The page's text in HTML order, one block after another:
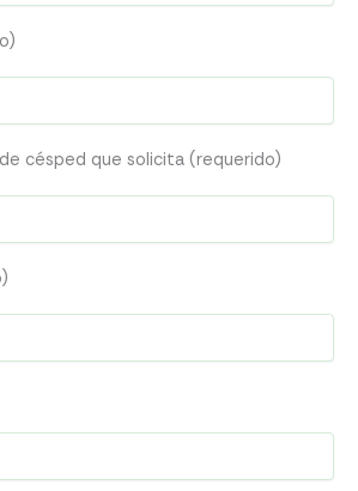
césped que solicita (requerido)